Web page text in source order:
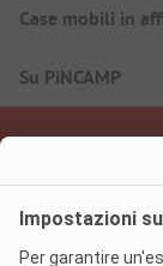
Case mobili in
Su PiNCAMP